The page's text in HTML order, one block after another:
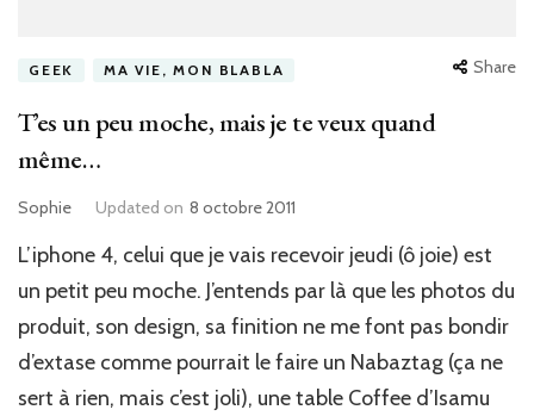
GEEK MA VIE, MON BLABLA Share
T’es un peu moche, mais je te veux quand
même…
Sophie Updated on 8 octobre 2011
L’iphone 4, celui que je vais recevoir jeudi (ô joie) est
un petit peu moche. J’entends par là que les photos du
produit, son design, sa finition ne me font pas bondir
d’extase comme pourrait le faire un Nabaztag (ça ne
sert à rien, mais c’est joli), une table Coffee d’Isamu